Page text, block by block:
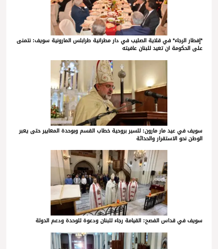
*إفطار الرجاء* في قلاية الصليب في دار مطرانية طرابلس المارونية سويف: نتمنى
على الحكومة ان تعيد للبنان عافيته
سويف في عيد مار مارون: للسير بروحية خطاب القسم وبوحدة المعايير حتى يعبر
الوطن نحو الاستقرار والحداثة
سويف في قداس الفصح: القيامة رجاء للبنان ودعوة للوحدة ودعم الدولة